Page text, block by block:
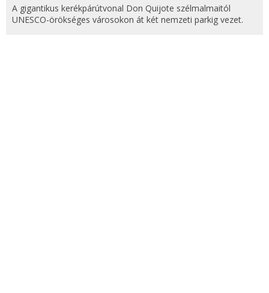
A gigantikus kerékpárútvonal Don Quijote szélmalmaitól
UNESCO-örökséges városokon át két nemzeti parkig vezet.